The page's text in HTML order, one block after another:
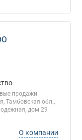
продажи
Тамбовская обл.,
дом 29
О компании